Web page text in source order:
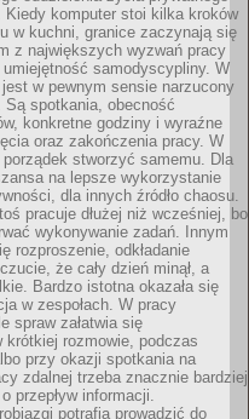
Kiedy komputer stoi kilka kroków
w kuchni, granice zaczynają się
z największych wyzwań pracy
umiejętność samodyscypliny. W
w pewnym sensie narzucony
Są spotkania, obecność
konkretne godziny i wyraźne
oraz zakończenia pracy. W
stworzyć samemu. Dla
na lepsze wykorzystanie
dla innych źródło chaosu.
pracuje dłużej niż wcześniej, bo
wykonywanie zadań. Innym
rozproszenie, odkładanie
że cały dzień minął, a
Bardzo istotna okazała się
w zespołach. W pracy
spraw załatwia się
krótkiej rozmowie, podczas
przy okazji spotkania na
zdalnej trzeba znacznie bardziej
przepływ informacji.
potrafią prowadzić do